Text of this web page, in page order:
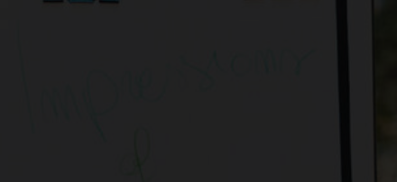
ピーナッツ限定コレクション